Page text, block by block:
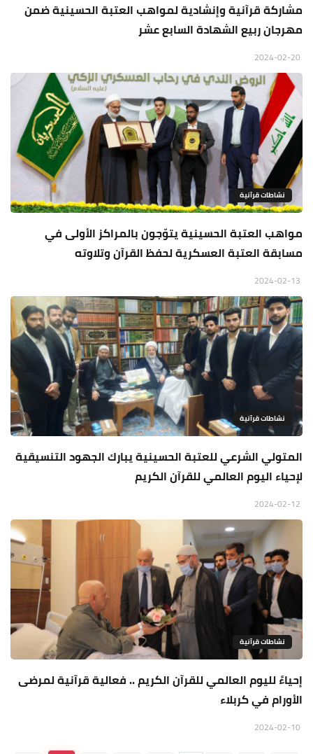
مشاركة قرآنية وإنشادية لمواهب العتبة الحسينية ضمن
مهرجان ربيع الشهادة السابع عشر
نشاطات قرآنية
مواهب العتبة الحسينية يتوّجون بالمراكز الأولى في
مسابقة العتبة العسكرية لحفظ القرآن وتلاوته
نشاطات قرآنية
المتولي الشرعي للعتبة الحسينية يبارك الجهود التنسيقية
لإحياء اليوم العالمي للقرآن الكريم
نشاطات قرآنية
إحياءً لليوم العالمي للقرآن الكريم .. فعالية قرآنية لمرضى
الأورام في كربلاء